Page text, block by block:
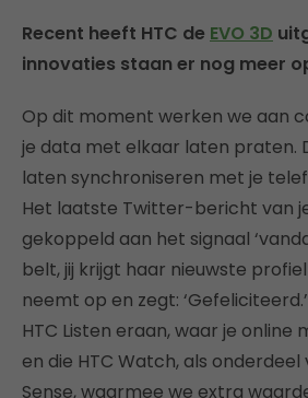
Recent heeft HTC de EVO 3D
innovaties staan er nog meer
Op dit moment werken we aan
je data met elkaar laten praten.
laten synchroniseren met je
Het laatste Twitter-bericht van
gekoppeld aan het signaal
belt, jij krijgt haar nieuwste
neemt op en zegt:
HTC Listen eraan, waar je online
en die HTC Watch, als
Sense, waarmee we extra